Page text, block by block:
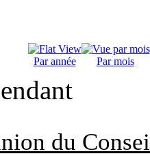
Par année Par mois
du